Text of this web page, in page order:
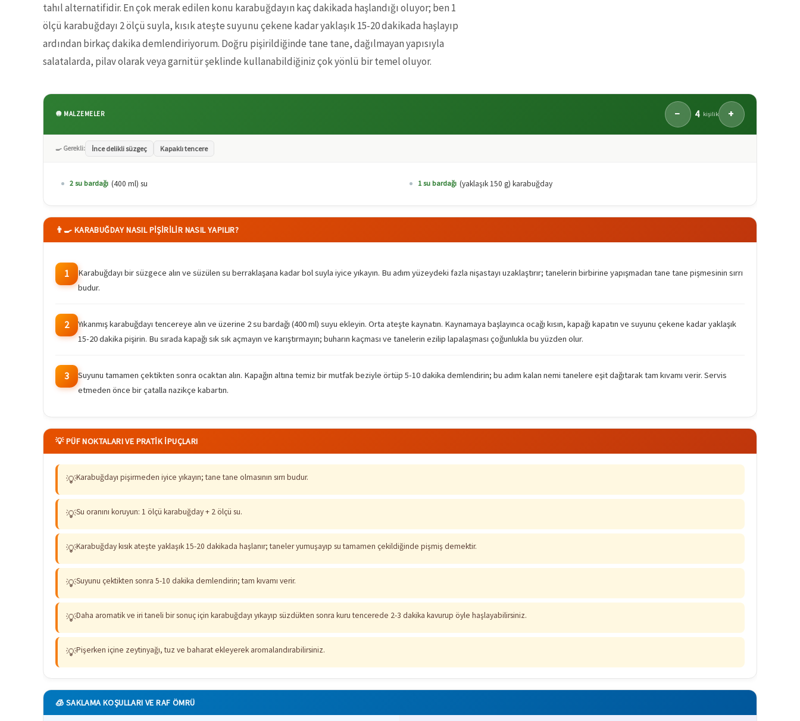
tahıl alternatifidir. En çok merak edilen konu karabuğdayın kaç dakikada haşlandığı oluyor; ben 1
ölçü karabuğdayı 2 ölçü suyla, kısık ateşte suyunu çekene kadar yaklaşık 15-20 dakikada haşlayıp
ardından birkaç dakika demlendiriyorum. Doğru pişirildiğinde tane tane, dağılmayan yapısıyla
salatalarda, pilav olarak veya garnitür şeklinde kullanabildiğiniz çok yönlü bir temel oluyor.
🧅 MALZEMELER − 4 kişilik +
🍳 Gerekli: İnce delikli süzgeç Kapaklı tencere
2 su bardağı (400 ml) su 1 su bardağı (yaklaşık 150 g) karabuğday
👨‍🍳 KARABUĞDAY NASIL PIŞIRILIR NASIL YAPILIR?
1
Karabuğdayı bir süzgece alın ve süzülen su berraklaşana kadar bol suyla iyice yıkayın. Bu adım yüzeydeki fazla nişastayı uzaklaştırır; tanelerin birbirine yapışmadan tane tane pişmesinin sırrı
budur.
2
Yıkanmış karabuğdayı tencereye alın ve üzerine 2 su bardağı (400 ml) suyu ekleyin. Orta ateşte kaynatın. Kaynamaya başlayınca ocağı kısın, kapağı kapatın ve suyunu çekene kadar yaklaşık
15-20 dakika pişirin. Bu sırada kapağı sık sık açmayın ve karıştırmayın; buharın kaçması ve tanelerin ezilip lapalaşması çoğunlukla bu yüzden olur.
3
Suyunu tamamen çektikten sonra ocaktan alın. Kapağın altına temiz bir mutfak beziyle örtüp 5-10 dakika demlendirin; bu adım kalan nemi tanelere eşit dağıtarak tam kıvamı verir. Servis
etmeden önce bir çatalla nazikçe kabartın.
💡 PÜF NOKTALARI VE PRATIK İPUÇLARI
💡Karabuğdayı pişirmeden iyice yıkayın; tane tane olmasının sırrı budur.
💡Su oranını koruyun: 1 ölçü karabuğday + 2 ölçü su.
💡Karabuğday kısık ateşte yaklaşık 15-20 dakikada haşlanır; taneler yumuşayıp su tamamen çekildiğinde pişmiş demektir.
💡Suyunu çektikten sonra 5-10 dakika demlendirin; tam kıvamı verir.
💡Daha aromatik ve iri taneli bir sonuç için karabuğdayı yıkayıp süzdükten sonra kuru tencerede 2-3 dakika kavurup öyle haşlayabilirsiniz.
💡Pişerken içine zeytinyağı, tuz ve baharat ekleyerek aromalandırabilirsiniz.
🧊 SAKLAMA KOŞULLARI VE RAF ÖMRÜ